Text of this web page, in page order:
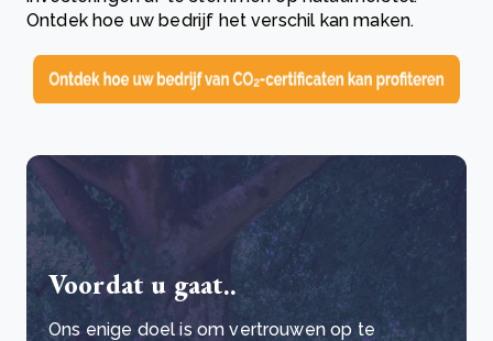
Ontdek hoe uw bedrijf het verschil kan maken.
Voordat u gaat..
Ons enige doel is om vertrouwen op te